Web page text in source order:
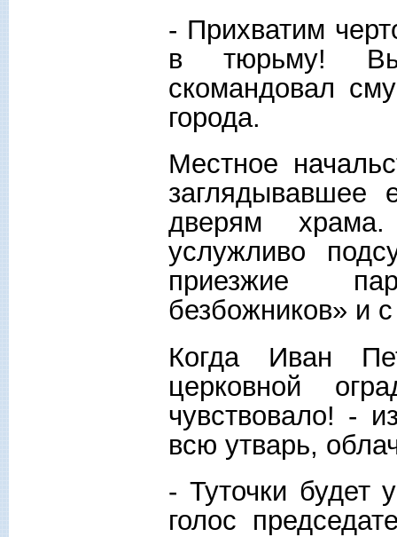
- Прихватим
в тюрьму!
скомандовал
города.
Местное
заглядывавшее
дверям
услужливо
приезжие
безбожников» и
Когда Иван
церковной
чувствовало! -
всю утварь,
- Туточки будет
голос